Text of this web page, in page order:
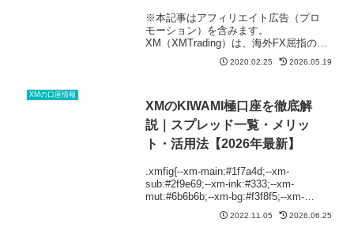
※本記事はアフィリエイト広告（プロ
モーション）を含みます。
XM（XMTrading）は、海外FX屈指の最
大レバレッジ1,000倍で取引可能です。
なので、実際に資金を入金してリアル
く）
2020.02.25 2026.05.19
XMの口座情報
XMのKIWAMI極口座を徹底解
説｜スプレッド一覧・メリッ
ト・活用法【2026年最新】
.xmfig{--xm-main:#1f7a4d;--xm-
sub:#2f9e69;--xm-ink:#333;--xm-
mut:#6b6b6b;--xm-bg:#f3f8f5;--xm-
bd:#dbe7e0;border:1px soli...（続く）
2022.11.05 2026.06.25